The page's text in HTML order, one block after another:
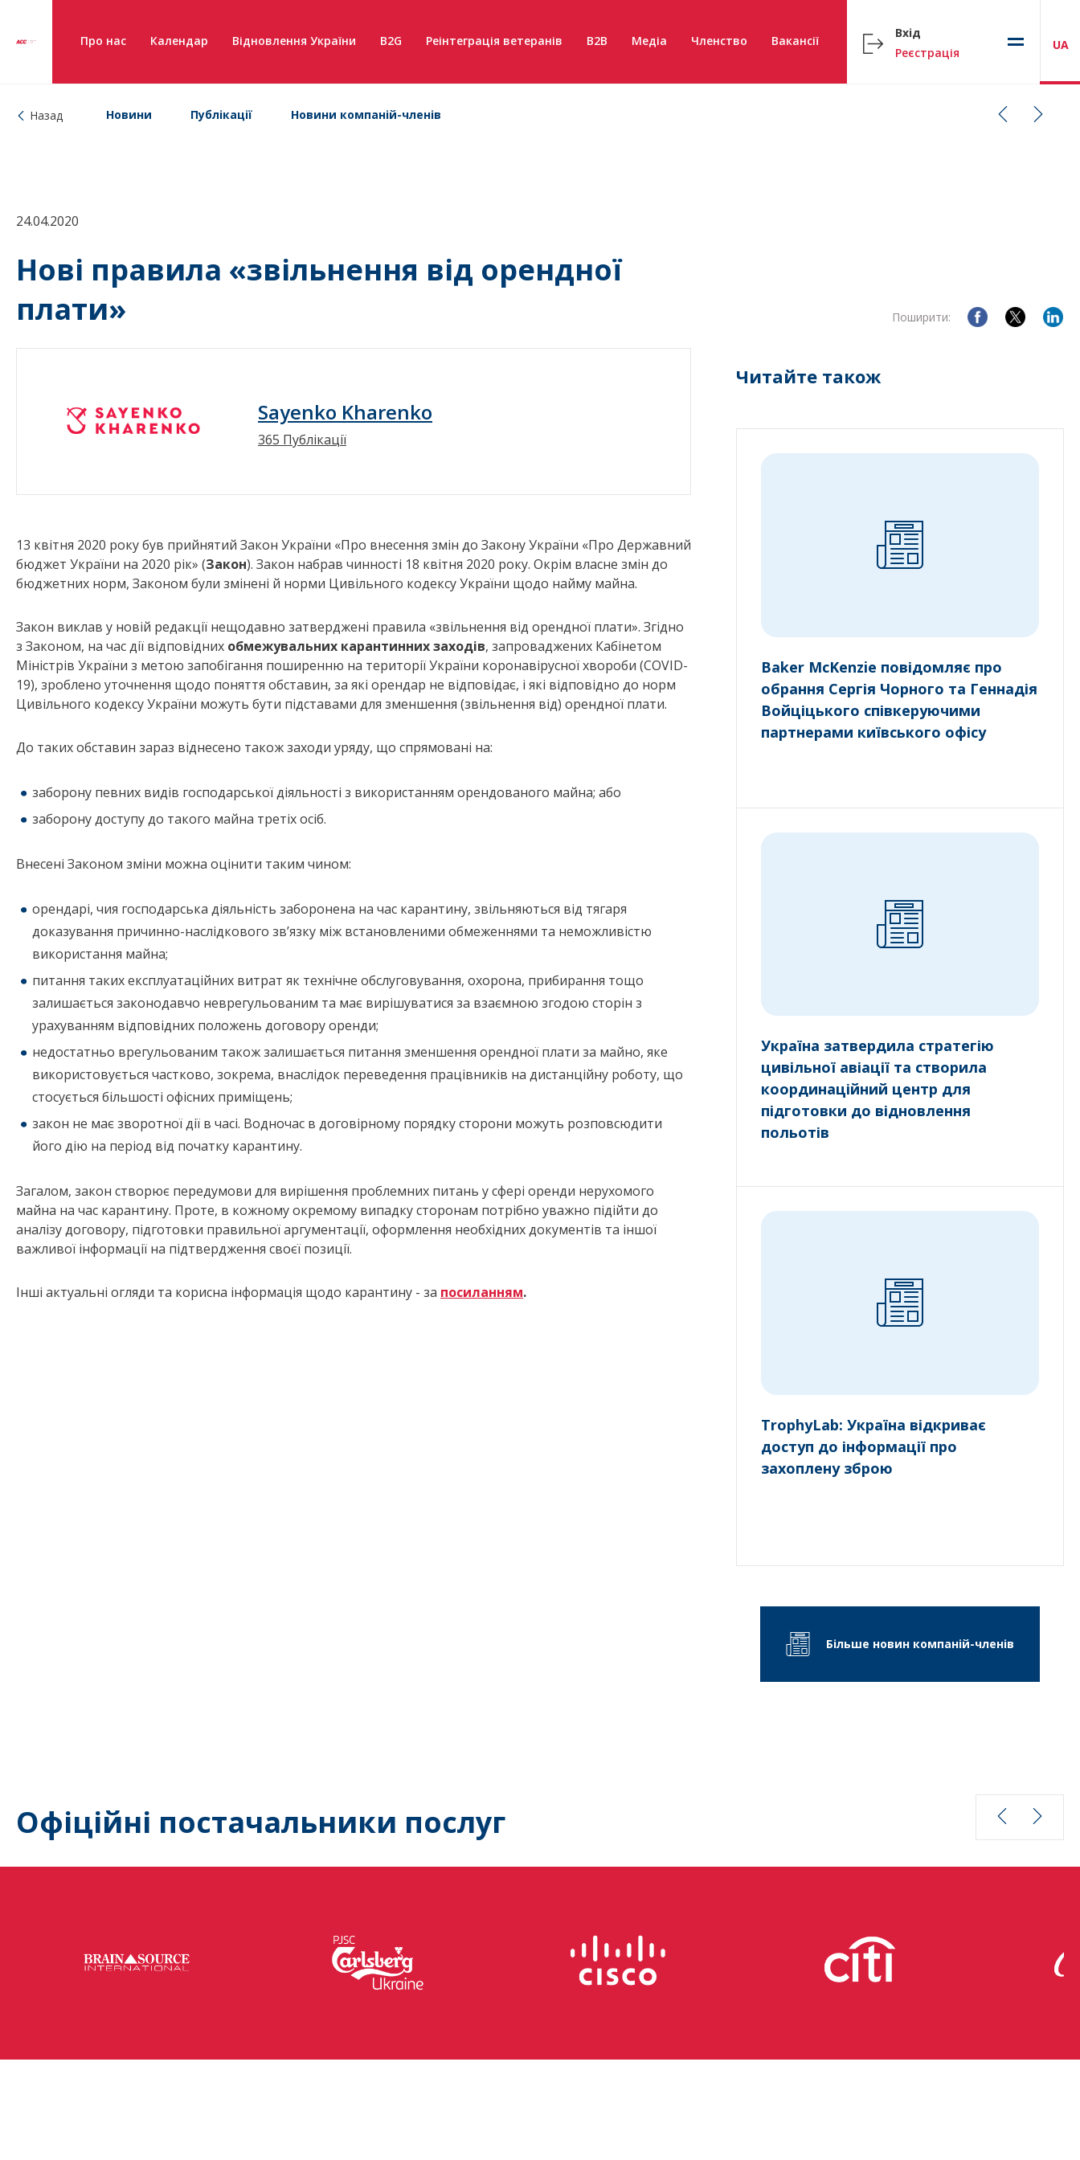
Про нас Календар Відновлення України B2G Реінтеграція ветеранів B2B Медіа Членство Вакансії
Вхід
Реєстрація
UA
Назад Новини Публікації Новини компаній-членів
24.04.2020
Нові правила «звільнення від орендної
плати»
Поширити:
Sayenko Kharenko
365 Публікації
13 квітня 2020 року був прийнятий Закон України «Про внесення змін до Закону України «Про Державний
бюджет України на 2020 рік» (Закон). Закон набрав чинності 18 квітня 2020 року. Окрім власне змін до
бюджетних норм, Законом були змінені й норми Цивільного кодексу України щодо найму майна.
Закон виклав у новій редакції нещодавно затверджені правила «звільнення від орендної плати». Згідно
з Законом, на час дії відповідних обмежувальних карантинних заходів, запроваджених Кабінетом
Міністрів України з метою запобігання поширенню на території України коронавірусної хвороби (COVID-
19), зроблено уточнення щодо поняття обставин, за які орендар не відповідає, і які відповідно до норм
Цивільного кодексу України можуть бути підставами для зменшення (звільнення від) орендної плати.
До таких обставин зараз віднесено також заходи уряду, що спрямовані на:
заборону певних видів господарської діяльності з використанням орендованого майна; або
заборону доступу до такого майна третіх осіб.
Внесені Законом зміни можна оцінити таким чином:
орендарі, чия господарська діяльність заборонена на час карантину, звільняються від тягаря
доказування причинно-наслідкового зв’язку між встановленими обмеженнями та неможливістю
використання майна;
питання таких експлуатаційних витрат як технічне обслуговування, охорона, прибирання тощо
залишається законодавчо неврегульованим та має вирішуватися за взаємною згодою сторін з
урахуванням відповідних положень договору оренди;
недостатньо врегульованим також залишається питання зменшення орендної плати за майно, яке
використовується частково, зокрема, внаслідок переведення працівників на дистанційну роботу, що
стосується більшості офісних приміщень;
закон не має зворотної дії в часі. Водночас в договірному порядку сторони можуть розповсюдити
його дію на період від початку карантину.
Загалом, закон створює передумови для вирішення проблемних питань у сфері оренди нерухомого
майна на час карантину. Проте, в кожному окремому випадку сторонам потрібно уважно підійти до
аналізу договору, підготовки правильної аргументації, оформлення необхідних документів та іншої
важливої інформації на підтвердження своєї позиції.
Інші актуальні огляди та корисна інформація щодо карантину - за посиланням.
Читайте також
Baker McKenzie повідомляє про
обрання Сергія Чорного та Геннадія
Войціцького співкеруючими
партнерами київського офісу
Україна затвердила стратегію
цивільної авіації та створила
координаційний центр для
підготовки до відновлення
польотів
TrophyLab: Україна відкриває
доступ до інформації про
захоплену зброю
Більше новин компаній-членів
Офіційні постачальники послуг